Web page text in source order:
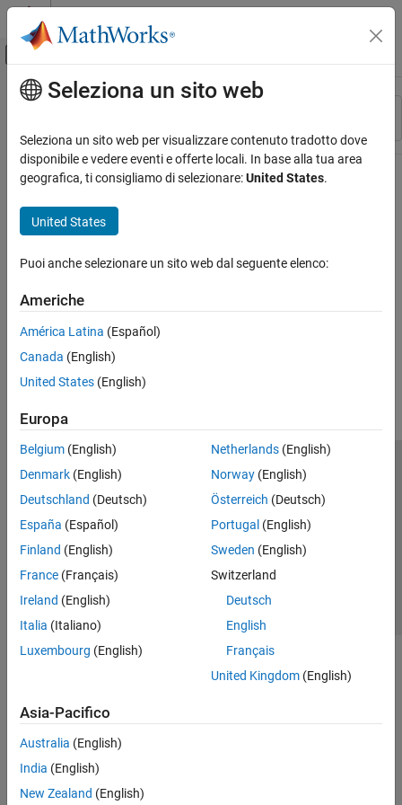
Vai al contenuto
Attiva/disattiva menu di navigazione
Risorsa
Stato
Contenuto principale
Seleziona un sito web
Seleziona un sito web per visualizzare contenuto tradotto dove
disponibile e vedere eventi e offerte locali. In base alla tua area
geografica, ti consigliamo di selezionare:United States.
United States
Puoi anche selezionare un sito web dal seguente elenco:
Americhe
América Latina (Español)
Canada (English)
United States (English)
Europa
Belgium (English)
Denmark (English)
Deutschland (Deutsch)
España (Español)
Finland (English)
France (Français)
Ireland (English)
Italia (Italiano)
Luxembourg (English)
Netherlands(English)
Norway(English)
Österreich (Deutsch)
Portugal (English)
Sweden (English)
Switzerland
Deutsch
English
Français
United Kingdom(English)
Asia-Pacifico
Australia (English)
India (English)
New Zealand (English)
Centro di fiducia
Informativa sulla privacy
Antipirateria
Stato dell'applicazione
Contatti
© 1994-2026 The MathWorks, Inc.